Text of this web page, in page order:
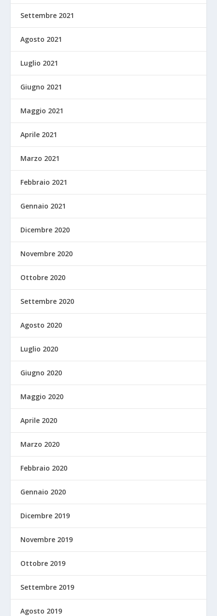
Settembre 2021
Agosto 2021
Luglio 2021
Giugno 2021
Maggio 2021
Aprile 2021
Marzo 2021
Febbraio 2021
Gennaio 2021
Dicembre 2020
Novembre 2020
Ottobre 2020
Settembre 2020
Agosto 2020
Luglio 2020
Giugno 2020
Maggio 2020
Aprile 2020
Marzo 2020
Febbraio 2020
Gennaio 2020
Dicembre 2019
Novembre 2019
Ottobre 2019
Settembre 2019
Agosto 2019